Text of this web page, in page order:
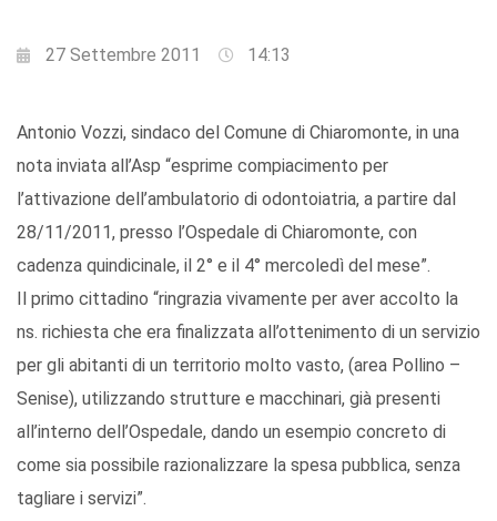
27 Settembre 2011 14:13
Antonio Vozzi, sindaco del Comune di Chiaromonte, in una
nota inviata all’Asp “esprime compiacimento per
l’attivazione dell’ambulatorio di odontoiatria, a partire dal
28/11/2011, presso l’Ospedale di Chiaromonte, con
cadenza quindicinale, il 2° e il 4° mercoledì del mese”.
Il primo cittadino “ringrazia vivamente per aver accolto la
ns. richiesta che era finalizzata all’ottenimento di un servizio
per gli abitanti di un territorio molto vasto, (area Pollino –
Senise), utilizzando strutture e macchinari, già presenti
all’interno dell’Ospedale, dando un esempio concreto di
come sia possibile razionalizzare la spesa pubblica, senza
tagliare i servizi”.